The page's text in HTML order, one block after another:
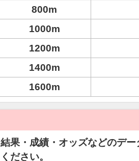
800m
1000m
1200m
1400m
1600m
結果・成績・オッズなどのデ
ください。